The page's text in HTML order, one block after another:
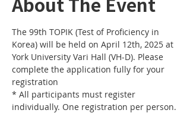
The 99th TOPIK (Test of Proficiency in
Korea) will be held on April 12th, 2025 at
York University Vari Hall (VH-D). Please
complete the application fully for your
registration
* All participants must register
individually. One registration per person.